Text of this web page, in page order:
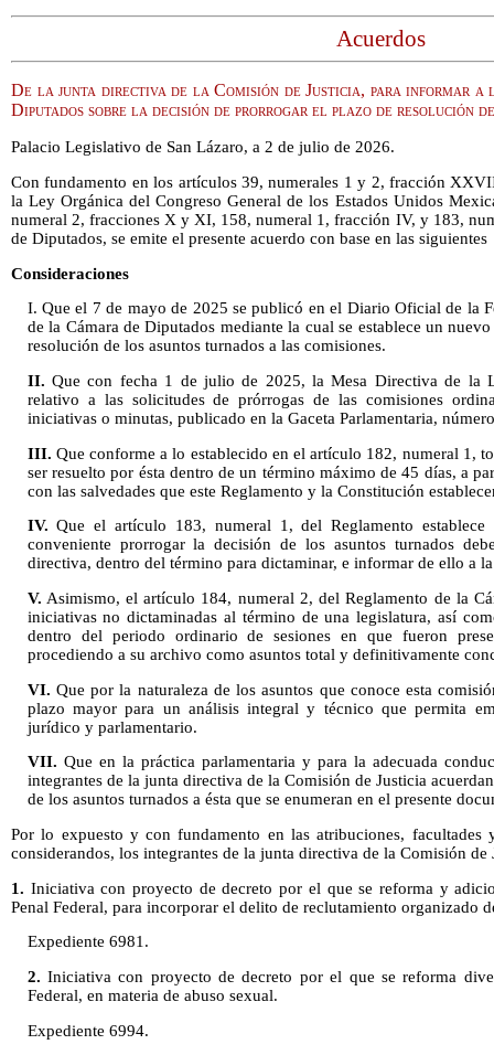
Acuerdos
De la junta directiva de la Comisión de Justicia, para informar
Diputados sobre la decisión de prorrogar el plazo de resolución
Palacio Legislativo de San Lázaro, a 2 de julio de 2026.
Con fundamento en los artículos 39, numerales 1 y 2, fracción
la Ley Orgánica del Congreso General de los Estados Unidos
numeral 2, fracciones X y XI, 158, numeral 1, fracción IV, y 183,
de Diputados, se emite el presente acuerdo con base en las siguientes
Consideraciones
I. Que el 7 de mayo de 2025 se publicó en el Diario Oficial de la
de la Cámara de Diputados mediante la cual se establece un
resolución de los asuntos turnados a las comisiones.
II. Que con fecha 1 de julio de 2025, la Mesa Directiva de la
relativo a las solicitudes de prórrogas de las comisiones
iniciativas o minutas, publicado en la Gaceta Parlamentaria,
III. Que conforme a lo establecido en el artículo 182, numeral 1,
ser resuelto por ésta dentro de un término máximo de 45 días, a
con las salvedades que este Reglamento y la Constitución
IV. Que el artículo 183, numeral 1, del Reglamento establece
conveniente prorrogar la decisión de los asuntos turnados
directiva, dentro del término para dictaminar, e informar de ello a
V. Asimismo, el artículo 184, numeral 2, del Reglamento de la
iniciativas no dictaminadas al término de una legislatura, así
dentro del periodo ordinario de sesiones en que fueron
procediendo a su archivo como asuntos total y definitivamente
VI. Que por la naturaleza de los asuntos que conoce esta
plazo mayor para un análisis integral y técnico que permita
jurídico y parlamentario.
VII. Que en la práctica parlamentaria y para la adecuada
integrantes de la junta directiva de la Comisión de Justicia
de los asuntos turnados a ésta que se enumeran en el presente
Por lo expuesto y con fundamento en las atribuciones, facultades
considerandos, los integrantes de la junta directiva de la Comisión
1. Iniciativa con proyecto de decreto por el que se reforma y
Penal Federal, para incorporar el delito de reclutamiento organizado
Expediente 6981.
2. Iniciativa con proyecto de decreto por el que se reforma
Federal, en materia de abuso sexual.
Expediente 6994.